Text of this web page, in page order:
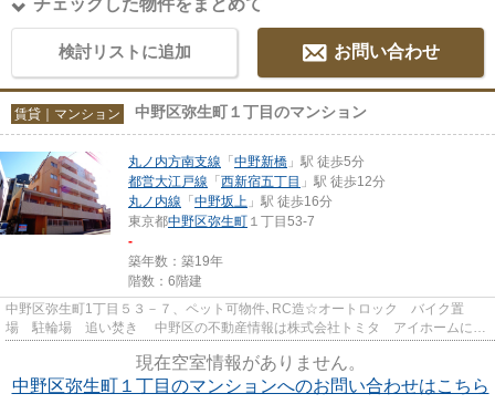
チェックした物件をまとめて
検討リストに追加 お問い合わせ
賃貸｜マンション 中野区弥生町１丁目のマンション
丸ノ内方南支線 「 中野新橋 」駅 徒歩5分
都営大江戸線 「 西新宿五丁目 」駅 徒歩12分
丸ノ内線 「 中野坂上 」駅 徒歩16分
東京都中野区弥生町 １丁目53-7
-
築年数：築19年
階数：6階建
中野区弥生町1丁目５３－７、ペット可物件､RC造☆オートロック バイク置
場 駐輪場 追い焚き 中野区の不動産情報は株式会社トミタ アイホームにお
現在空室情報がありません。
中野区弥生町１丁目のマンションへのお問い合わせはこちら